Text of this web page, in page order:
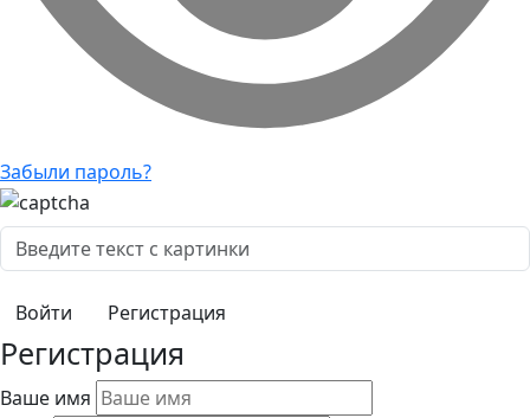
Забыли пароль?
Регистрация
Регистрация
Ваше имя